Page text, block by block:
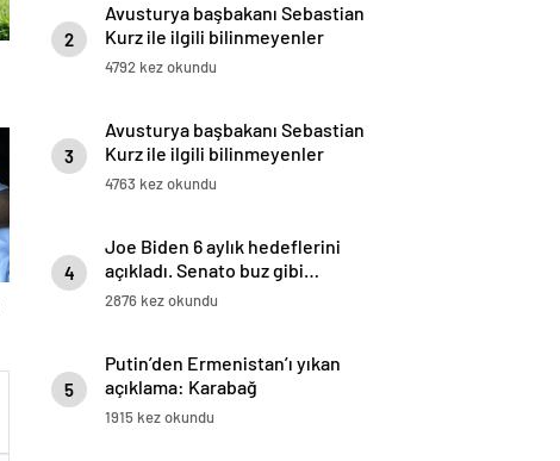
2
Avusturya başbakanı Sebastian
Kurz ile ilgili bilinmeyenler
4792 kez okundu
3
Avusturya başbakanı Sebastian
Kurz ile ilgili bilinmeyenler
4763 kez okundu
4
Joe Biden 6 aylık hedeflerini
açıkladı. Senato buz gibi…
2876 kez okundu
5
Putin’den Ermenistan’ı yıkan
açıklama: Karabağ
Azerbaycan’ın ayrılmaz bir
1915 kez okundu